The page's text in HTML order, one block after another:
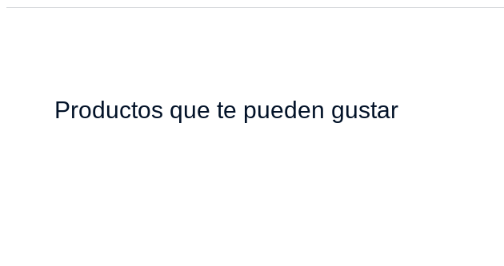
Productos que te pueden gustar